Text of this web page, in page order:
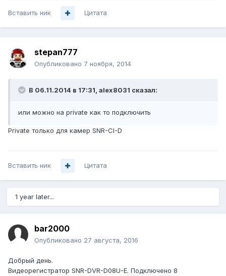
Вставить ник Цитата
stepan777
Опубликовано 7 ноября, 2014
В 06.11.2014 в 17:31, alex8031 сказал:
или можно на private как то подключить
Private только для камер SNR-CI-D
Вставить ник Цитата
1 year later...
bar2000
Опубликовано 27 августа, 2016
Добрый день.
Видеорегистратор SNR-DVR-D08U-E. Подключено 8